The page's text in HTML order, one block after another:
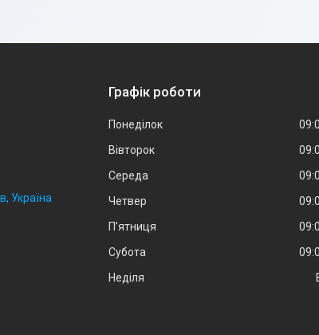
Україна
Графік роботи
Понеділок
Вівторок
Середа
Четвер
Пʼятниця
Субота
Неділя